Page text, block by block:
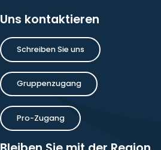
Uns kontaktieren
Schreiben Sie uns
Gruppenzugang
Pro-Zugang